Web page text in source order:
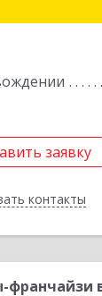
заявку
контакты
заявку
Назад
франчайзи